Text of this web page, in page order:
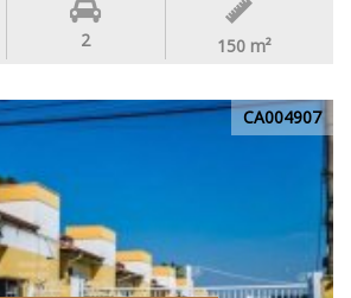
2 150 m²
CA004907